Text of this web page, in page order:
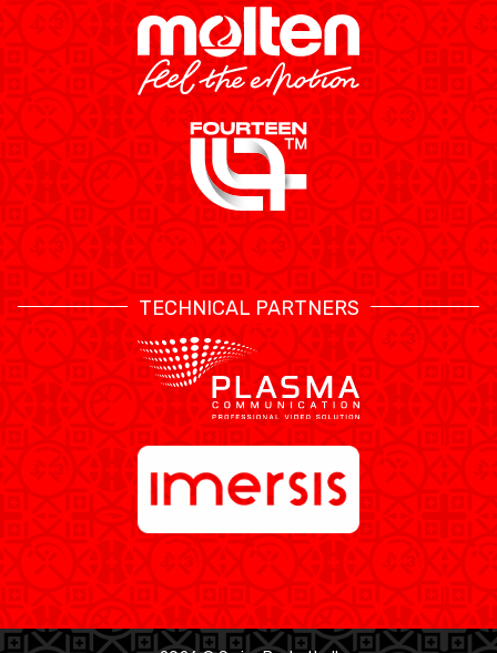
TECHNICAL PARTNERS